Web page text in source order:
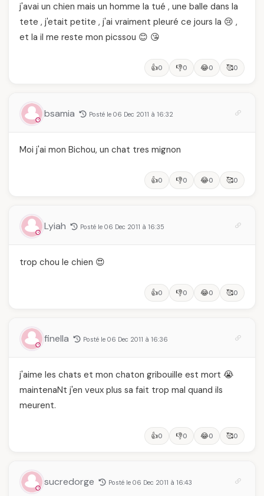
j'avai un chien mais un homme la tué , une balle dans la
tete , j'etait petite , j'ai vraiment pleuré ce jours la 😢 ,
et la il me reste mon picssou 😊 😘
👍0 👎0 😂0 🥰0
bsamia Posté le 06 Dec 2011 à 16:32
Moi j'ai mon Bichou, un chat tres mignon
👍0 👎0 😂0 🥰0
Lyiah Posté le 06 Dec 2011 à 16:35
trop chou le chien 😍
👍0 👎0 😂0 🥰0
finella Posté le 06 Dec 2011 à 16:36
j'aime les chats et mon chaton gribouille est mort 😭
maintenaNt j'en veux plus sa fait trop mal quand ils
meurent.
👍0 👎0 😂0 🥰0
sucredorge Posté le 06 Dec 2011 à 16:43